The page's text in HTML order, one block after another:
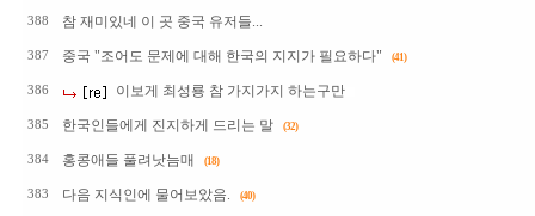
388 참 재미있네 이 곳 중국 유저들...
387 중국 "조어도 문제에 대해 한국의 지지가 필요하다" (41)
386 이보게 최성룡 참 가지가지 하는구만
385 한국인들에게 진지하게 드리는 말 (32)
384 홍콩애들 풀려낫늠매 (18)
383 다음 지식인에 물어보았음. (40)